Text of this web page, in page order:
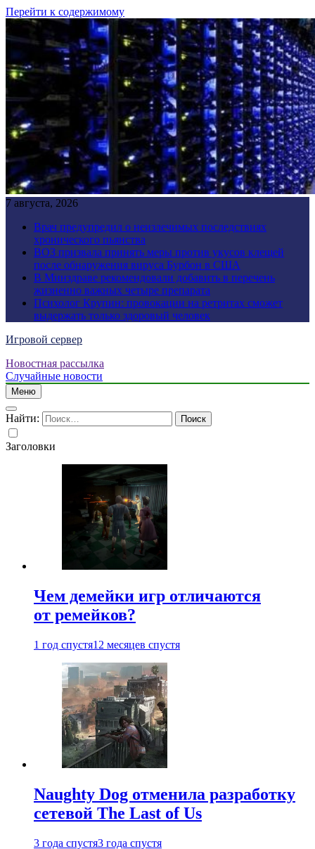
Перейти к содержимому
7 августа, 2026
Врач предупредил о неизлечимых последствиях
хронического пьянства
ВОЗ призвала принять меры против укусов клещей
после обнаружения вируса Бурбон в США
В Минздраве рекомендовали добавить в перечень
жизненно важных четыре препарата
Психолог Крупин: провокации на ретритах сможет
выдержать только здоровый человек
Игровой сервер
Новостная рассылка
Случайные новости
Меню
Найти:
Заголовки
Чем демейки игр отличаются
от ремейков?
1 год спустя12 месяцев спустя
Naughty Dog отменила разработку
сетевой The Last of Us
3 года спустя3 года спустя